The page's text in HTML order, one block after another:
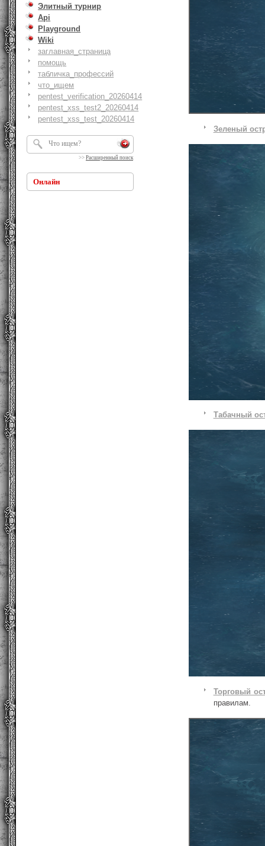
Элитный турнир
Api
Playground
Wiki
заглавная_страница
помощь
табличка_профессий
что_ищем
pentest_verification_20260414
pentest_xss_test2_20260414
pentest_xss_test_20260414
>> Расширенный поиск
Онлайн
Зеленый
Табачный
Торговый
правилам.